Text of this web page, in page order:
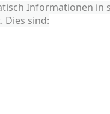
Informationen in
Dies sind: